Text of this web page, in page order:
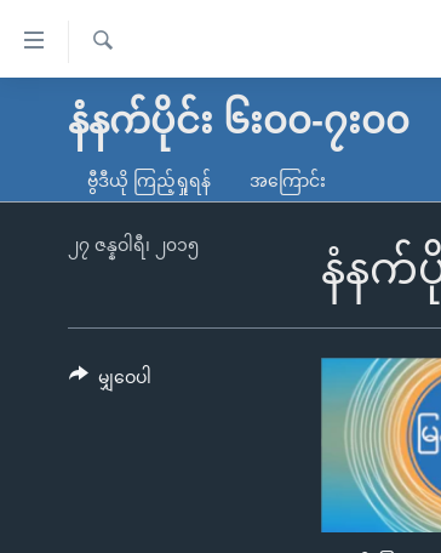
လွယ်ကူ
သည့်
မူလစာမျက်နှာ
ကမ္ဘာ့သတင်းများ
နိုင်ငံတကာ
တရုတ်
အစ္စရေး-ပါလက်စတိုင်း
ရပ်ဝန်းတခု လမ်းတခု အလွန်
အင်္ဂလိပ်စာလေ့လာမယ်
ရ
လာ
နံနက်ပိုင်း ၆း၀၀-၇း၀၀
ဗွီဒီယို ကြည့်ရှုရန် အကြောင်း
နံနက်ပို
၂၇ ဇန္နဝါရီ၊ ၂၀၁၅
မျှဝေပါ